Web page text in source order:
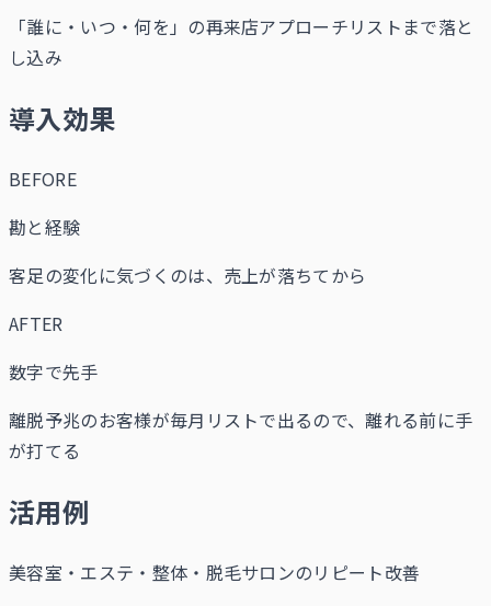
「誰に・いつ・何を」の再来店アプローチリストまで落と
し込み
導入効果
BEFORE
勘と経験
客足の変化に気づくのは、売上が落ちてから
AFTER
数字で先手
離脱予兆のお客様が毎月リストで出るので、離れる前に手
が打てる
活用例
美容室・エステ・整体・脱毛サロンのリピート改善